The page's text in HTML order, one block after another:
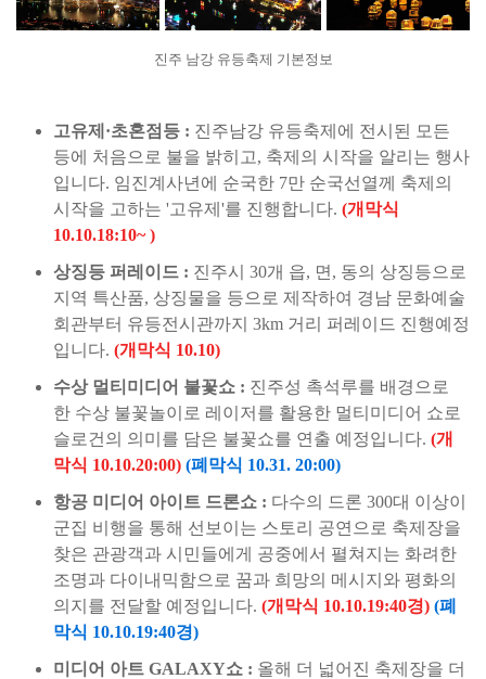
진주 남강 유등축제 기본정보
고유제·초혼점등 : 진주남강 유등축제에 전시된 모든
등에 처음으로 불을 밝히고, 축제의 시작을 알리는 행사
입니다. 임진계사년에 순국한 7만 순국선열께 축제의
시작을 고하는 '고유제'를 진행합니다. (개막식
10.10.18:10~ )
상징등 퍼레이드 : 진주시 30개 읍, 면, 동의 상징등으로
지역 특산품, 상징물을 등으로 제작하여 경남 문화예술
회관부터 유등전시관까지 3km 거리 퍼레이드 진행예정
입니다. (개막식 10.10)
수상 멀티미디어 불꽃쇼 : 진주성 촉석루를 배경으로
한 수상 불꽃놀이로 레이저를 활용한 멀티미디어 쇼로
슬로건의 의미를 담은 불꽃쇼를 연출 예정입니다. (개
막식 10.10.20:00) (폐막식 10.31. 20:00)
항공 미디어 아이트 드론쇼 : 다수의 드론 300대 이상이
군집 비행을 통해 선보이는 스토리 공연으로 축제장을
찾은 관광객과 시민들에게 공중에서 펼쳐지는 화려한
조명과 다이내믹함으로 꿈과 희망의 메시지와 평화의
의지를 전달할 예정입니다. (개막식 10.10.19:40경) (폐
막식 10.10.19:40경)
미디어 아트 GALAXY쇼 : 올해 더 넓어진 축제장을 더